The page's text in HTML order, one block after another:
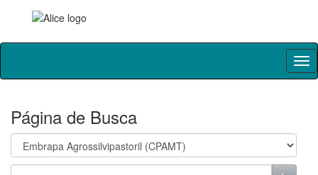
Skip
Página de Busca